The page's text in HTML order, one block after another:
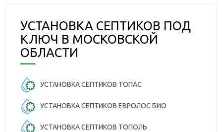
УСТАНОВКА СЕПТИКОВ ПОД
КЛЮЧ В МОСКОВСКОЙ
ОБЛАСТИ
УСТАНОВКА СЕПТИКОВ ТОПАС
УСТАНОВКА СЕПТИКОВ ЕВРОЛОС БИО
УСТАНОВКА СЕПТИКОВ ТОПОЛЬ